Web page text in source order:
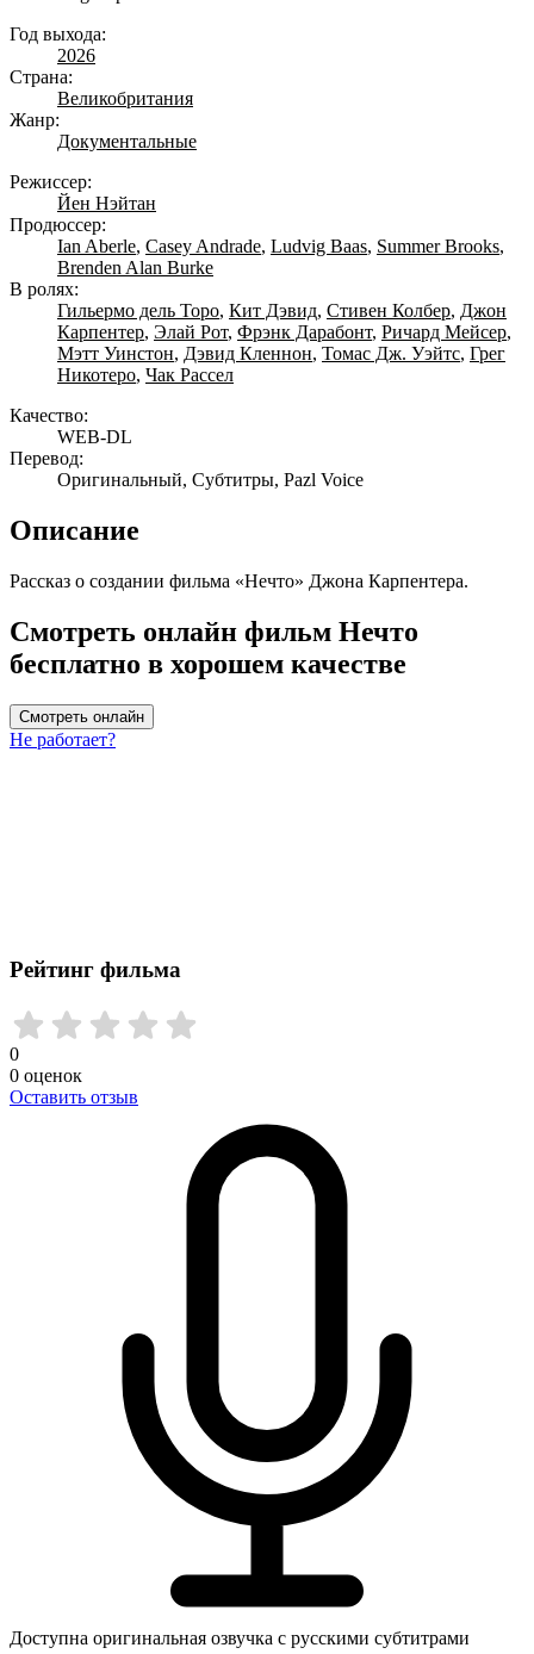
Год выхода:
2026
Страна:
Великобритания
Жанр:
Документальные
Режиссер:
Йен Нэйтан
Продюссер:
Ian Aberle, Casey Andrade, Ludvig Baas, Summer Brooks,
Brenden Alan Burke
В ролях:
Гильермо дель Торо, Кит Дэвид, Стивен Колбер, Джон
Карпентер, Элай Рот, Фрэнк Дарабонт, Ричард Мейсер,
Мэтт Уинстон, Дэвид Кленнон, Томас Дж. Уэйтс, Грег
Никотеро, Чак Рассел
Качество:
WEB-DL
Перевод:
Оригинальный, Субтитры, Pazl Voice
Описание
Рассказ о создании фильма «Нечто» Джона Карпентера.
Смотреть онлайн фильм Нечто
бесплатно в хорошем качестве
Смотреть онлайн
Не работает?
Рейтинг фильма
0
0 оценок
Оставить отзыв
Доступна оригинальная озвучка с русскими субтитрами